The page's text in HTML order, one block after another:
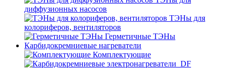
диффузионных насосов
ТЭНы для
колориферов, вентиляторов
Герметичные ТЭНы
Карбидокремниевые нагреватели
Комплектующие